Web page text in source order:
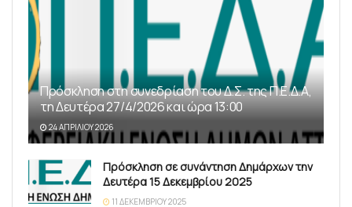
Πρόσκληση στη συνεδρίαση του Δ.Σ. της Π.Ε.Δ.Α,
τη Δευτέρα 27/4/2026 και ώρα 13:00
24 ΑΠΡΙΛΊΟΥ 2026
Πρόσκληση σε συνάντηση Δημάρχων την
Δευτέρα 15 Δεκεμβρίου 2025
11 ΔΕΚΕΜΒΡΊΟΥ 2025